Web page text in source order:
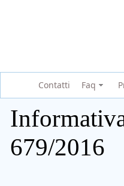
Contatti Faq
679/2016